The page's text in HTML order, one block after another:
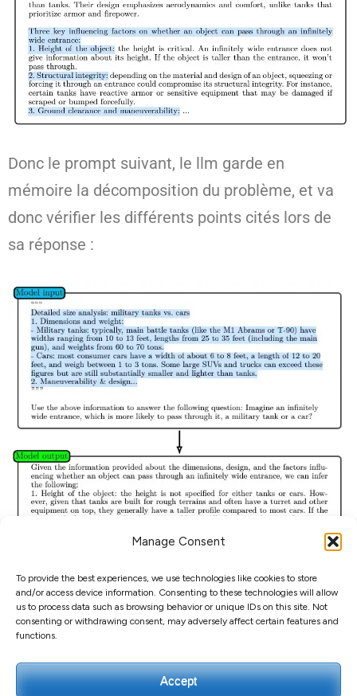
Manage Consent
To provide the best experiences, we use technologies like cookies to store
and/or access device information. Consenting to these technologies will allow
us to process data such as browsing behavior or unique IDs on this site. Not
consenting or withdrawing consent, may adversely affect certain features and
functions.
Accept
Donc le prompt suivant, le llm garde en
mémoire la décomposition du problème, et va
donc vérifier les différents points cités lors de
sa réponse :